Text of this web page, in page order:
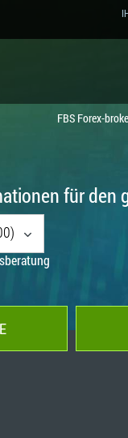
FBS Forex-
für den